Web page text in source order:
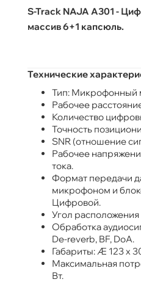
S-Track NAJA A301 -
массив 6+1 капсюль.
Технические
Тип: Микрофонный
Рабочее
Количество
Точность
SNR (отношение
Рабочее
тока.
Формат передачи
микрофоном и
Цифровой.
Угол расположения
Обработка
De-reverb, BF, DoA.
Габариты: Æ 123 х
Максимальная
Вт.